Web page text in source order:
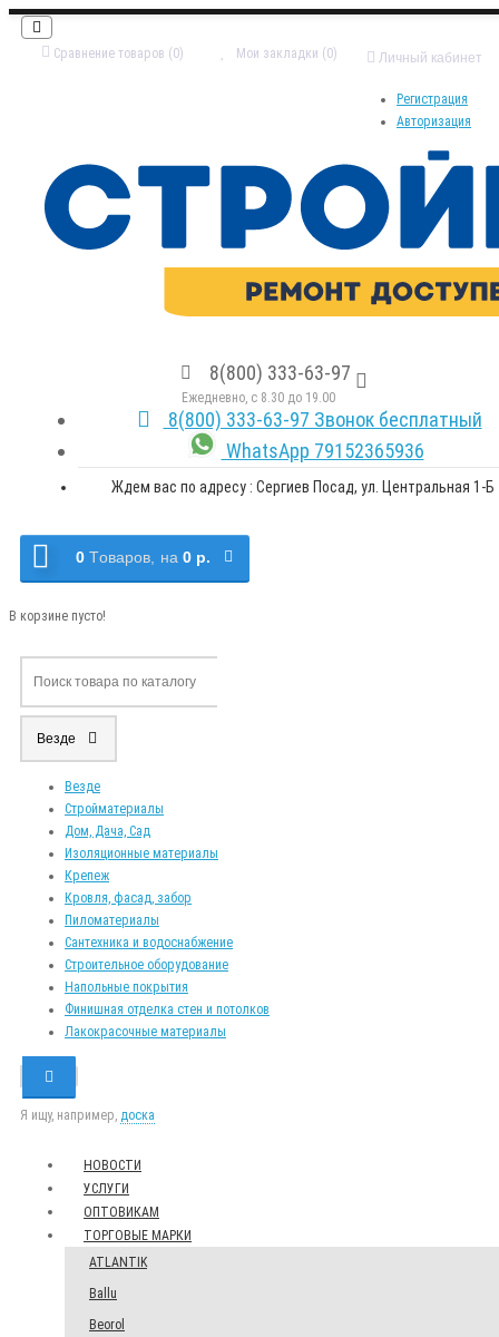
Личный кабинет
Регистрация
Авторизация
Мои закладки (0)
Сравнение товаров (0)
8(800) 333-63-97
Ежедневно, с 8.30 до 19.00
8(800) 333-63-97 Звонок бесплатный
WhatsApp 79152365936
Ждем вас по адресу : Сергиев Посад, ул. Центральная 1-Б
0 Tоваров, на 0 р.
В корзине пусто!
Везде
Везде
Стройматериалы
Дом, Дача, Сад
Изоляционные материалы
Крепеж
Кровля, фасад, забор
Пиломатериалы
Сантехника и водоснабжение
Строительное оборудование
Напольные покрытия
Финишная отделка стен и потолков
Лакокрасочные материалы
Я ищу, например, доска
НОВОСТИ
УСЛУГИ
ОПТОВИКАМ
ТОРГОВЫЕ МАРКИ
ATLANTIK
Ballu
Beorol